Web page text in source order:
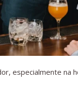
especialmente na